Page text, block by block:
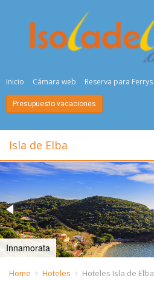
Inicio Cámara web Reserva para Ferrys
Presupuesto vacaciones
Isla de Elba
Fetovaia
Home Hoteles Hoteles Isla de Elba